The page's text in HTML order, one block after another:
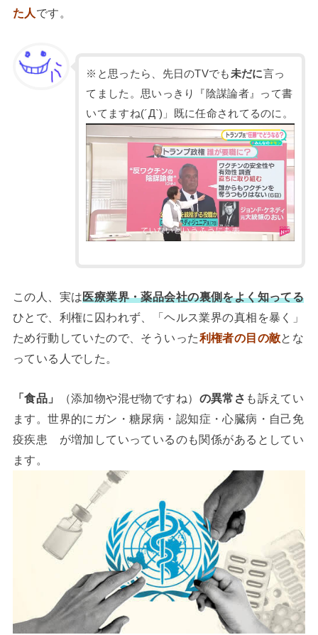
た人 です。
※と思ったら、先日のTVでも未だに言っ
てました。思いっきり『陰謀論者』って書
いてますね(´Д`)」既に任命されてるのに。
この人、実は医療業界・薬品会社の裏側をよく知ってる
ひとで、利権に囚われず、「ヘルス業界の真相を暴く」
ため行動していたので、そういった利権者の目の敵とな
っている人でした。
「食品」 （添加物や混ぜ物ですね） の異常さ も訴えてい
ます。世界的にガン・糖尿病・認知症・心臓病・自己免
疫疾患 が増加していっているのも関係があるとしてい
ます。